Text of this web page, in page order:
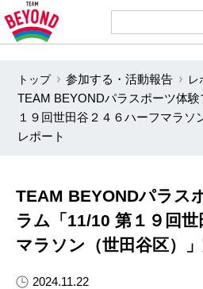
トップ 参加する・活動報告
レ
TEAM BEYONDパラスポーツ体
１９回世田谷２４６ハーフマラソ
レポート
TEAM BEYONDパラス
ラム「11/10 第１９回
マラソン（世田谷区）
2024.11.22